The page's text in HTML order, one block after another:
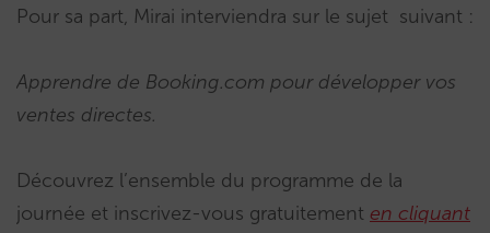
Pour sa part, Mirai interviendra sur le sujet suivant :
Apprendre de Booking.com pour développer vos
ventes directes.
Découvrez l’ensemble du programme de la
journée et inscrivez-vous gratuitement en cliquant